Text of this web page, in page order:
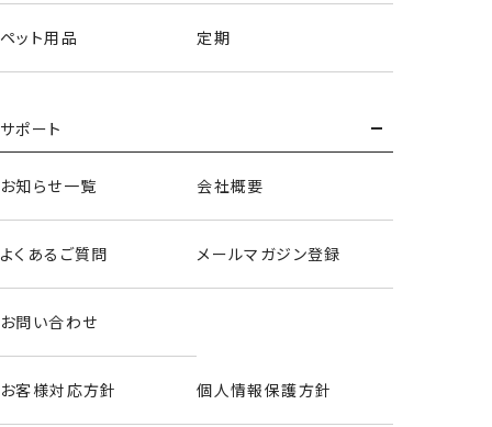
ペット用品 定期
サポート
お知らせ一覧 会社概要
よくあるご質問 メールマガジン登録
お問い合わせ
お客様対応方針 個人情報保護方針